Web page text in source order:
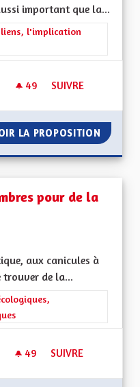
important que la...
: Les solidarités, les soins
liens, l'implication
49 49 ABONNÉS
SUIVRE
LA PROPOSITION
pour de la
aux canicules à
de la...
: Les transitions
49 49 ABONNÉS
SUIVRE